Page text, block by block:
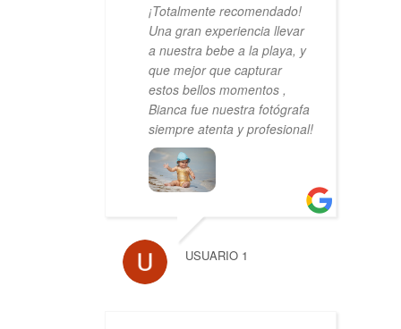
¡Totalmente recomendado!
Una gran experiencia llevar
a nuestra bebe a la playa, y
que mejor que capturar
estos bellos momentos ,
Bianca fue nuestra fotógrafa
siempre atenta y profesional!
USUARIO 1